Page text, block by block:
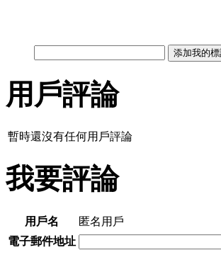
用戶評論
暫時還沒有任何用戶評論
我要評論
用戶名
匿名用戶
電子郵件地址